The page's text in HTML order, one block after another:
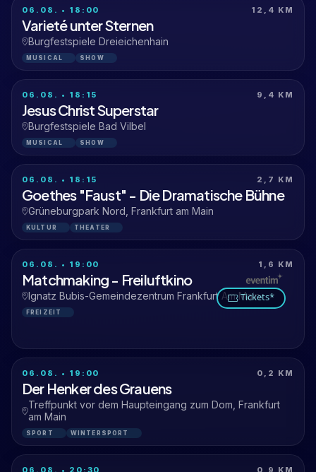
06.08. • 18:00 12,4 KM
Varieté unter Sternen
Burgfestspiele Dreieichenhain
MUSICAL SHOW
06.08. • 18:15 9,4 KM
Jesus Christ Superstar
Burgfestspiele Bad Vilbel
MUSICAL SHOW
06.08. • 18:15 2,7 KM
Goethes "Faust" - Die Dramatische Bühne
Grüneburgpark Nord, Frankfurt am Main
KULTUR THEATER
06.08. • 19:00 1,6 KM
Matchmaking - Freiluftkino
Ignatz Bubis-Gemeindezentrum Frankfurt Am Main
FREIZEIT
Tickets*
06.08. • 19:00 0,2 KM
Der Henker des Grauens
Treffpunkt vor dem Haupteingang zum Dom, Frankfurt
am Main
SPORT WINTERSPORT